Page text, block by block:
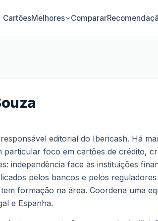
CartõesMelhores Comparar
editorial do Ibericash. Há
particular foco em cartões de crédito,
independência face às instituições
pelos bancos e pelos
formação na área. Coordena uma
e Espanha.